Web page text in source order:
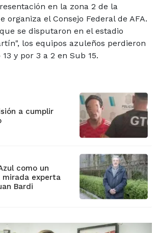
en la zona 2 de la
organiza el Consejo Federal de AFA.
se disputaron en el estadio
los equipos azuleños perdieron
y por 3 a 2 en Sub 15.
a cumplir
como un
mirada experta
Bardi